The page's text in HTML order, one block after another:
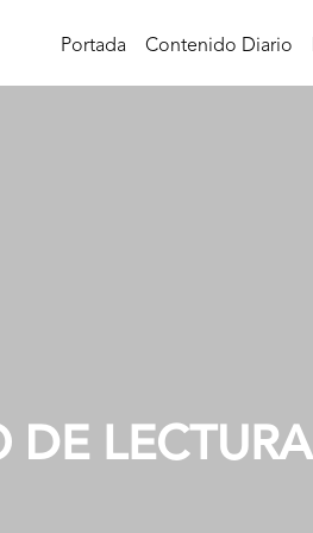
Portada Contenido Diario
DE LECTURA